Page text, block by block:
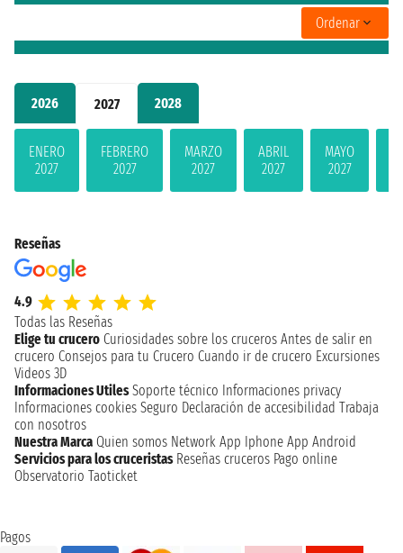
2026 2027 2028
ENERO
2027
FEBRERO
2027
MARZO
2027
ABRIL
2027
MAYO
2027
Ordenar
Reseñas
4.9
Todas las Reseñas
Elige tu crucero Curiosidades sobre los cruceros Antes de salir en
crucero Consejos para tu Crucero Cuando ir de crucero Excursiones
Videos 3D
Informaciones Utiles Soporte técnico Informaciones privacy
Informaciones cookies Seguro Declaración de accesibilidad Trabaja
con nosotros
Nuestra Marca Quien somos Network App Iphone App Android
Servicios para los cruceristas Reseñas cruceros Pago online
Observatorio Taoticket
Pagos